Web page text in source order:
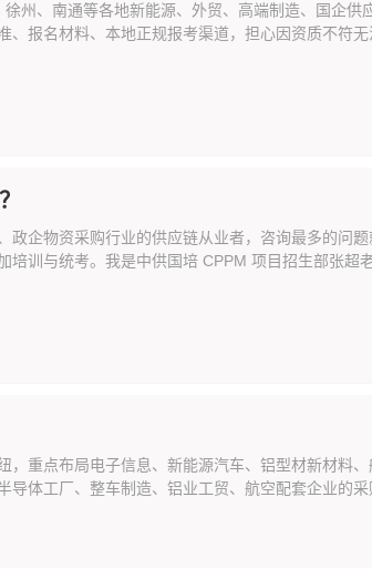
州、南通等各地新能源、外贸、高端制造、国企
、报名材料、本地正规报考渠道，担心因资质不符
政企物资采购行业的供应链从业者，咨询最多的问
培训与统考。我是中供国培 CPPM 项目招生部张超
，重点布局电子信息、新能源汽车、铝型材新材料
导体工厂、整车制造、铝业工贸、航空配套企业的